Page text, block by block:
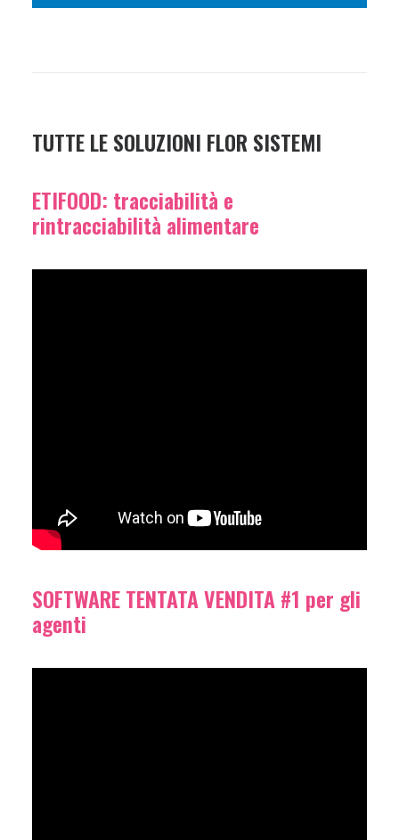
TUTTE LE SOLUZIONI FLOR SISTEMI
ETIFOOD: tracciabilità e
rintracciabilità alimentare
SOFTWARE TENTATA VENDITA #1 per gli
agenti